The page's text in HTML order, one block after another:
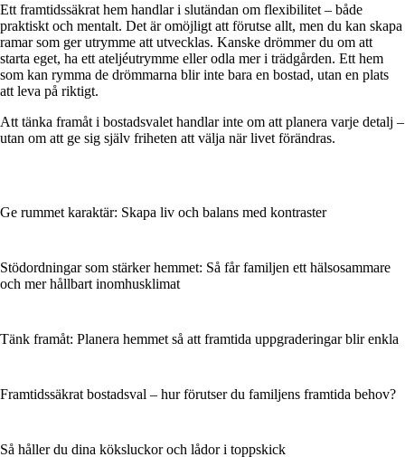
Ett framtidssäkrat hem handlar i slutändan om flexibilitet – både
praktiskt och mentalt. Det är omöjligt att förutse allt, men du kan skapa
ramar som ger utrymme att utvecklas. Kanske drömmer du om att
starta eget, ha ett ateljéutrymme eller odla mer i trädgården. Ett hem
som kan rymma de drömmarna blir inte bara en bostad, utan en plats
att leva på riktigt.
Att tänka framåt i bostadsvalet handlar inte om att planera varje detalj –
utan om att ge sig själv friheten att välja när livet förändras.
Ge rummet karaktär: Skapa liv och balans med kontraster
Stödordningar som stärker hemmet: Så får familjen ett hälsosammare
och mer hållbart inomhusklimat
Tänk framåt: Planera hemmet så att framtida uppgraderingar blir enkla
Framtidssäkrat bostadsval – hur förutser du familjens framtida behov?
Så håller du dina köksluckor och lådor i toppskick